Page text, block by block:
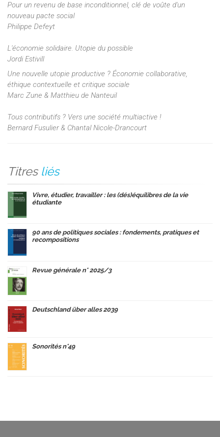
Pour un revenu de base inconditionnel, clé de voûte d'un
nouveau pacte social
Philippe Defeyt
L'économie solidaire. Utopie du possible
Jordi Estivill
Une nouvelle utopie productive ? Économie collaborative,
éthique contextuelle et critique sociale
Marc Zune & Matthieu de Nanteuil
Tous contributifs ? Vers une société multiactive !
Bernard Fusulier & Chantal Nicole-Drancourt
Titres liés
Vivre, étudier, travailler : les (dés)équilibres de la vie
étudiante
90 ans de politiques sociales : fondements, pratiques et
recompositions
Revue générale n° 2025/3
Deutschland über alles 2039
Sonorités n°49